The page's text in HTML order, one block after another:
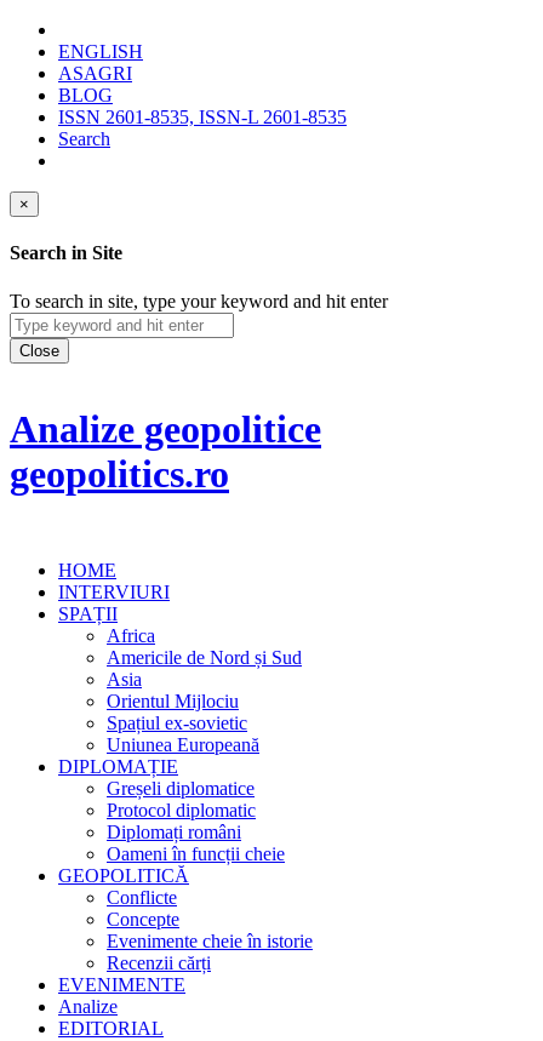
ENGLISH
ASAGRI
BLOG
ISSN 2601-8535, ISSN-L 2601-8535
Search
×
Search in Site
To search in site, type your keyword and hit enter
Close
Analize geopolitice
geopolitics.ro
HOME
INTERVIURI
SPAȚII
Africa
Americile de Nord și Sud
Asia
Orientul Mijlociu
Spațiul ex-sovietic
Uniunea Europeană
DIPLOMAȚIE
Greșeli diplomatice
Protocol diplomatic
Diplomați români
Oameni în funcții cheie
GEOPOLITICĂ
Conflicte
Concepte
Evenimente cheie în istorie
Recenzii cărți
EVENIMENTE
Analize
EDITORIAL